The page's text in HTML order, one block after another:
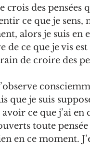
crois des pensées
ce que je sens,
alors je suis en
de ce que je vis
de croire des
que je suis
avoir ce que j’ai
toute
en ce moment.